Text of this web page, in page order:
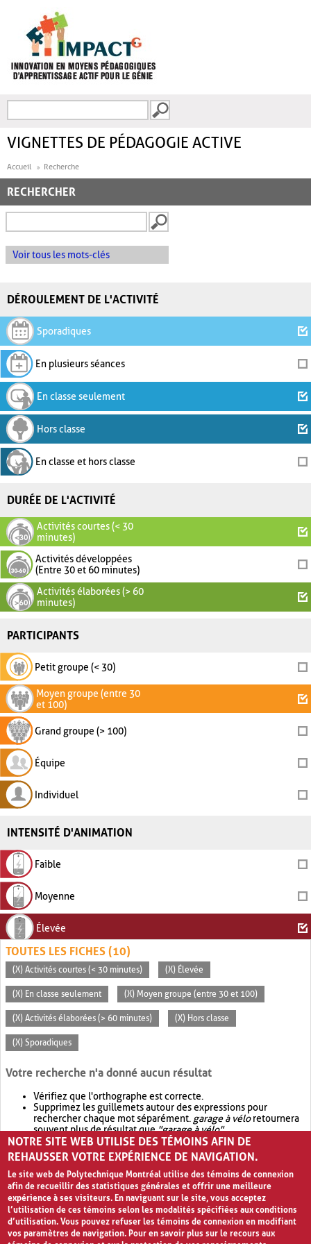
FORMULAIRE DE
VIGNETTES DE PÉDAGOGIE ACTIVE
Accueil Recherche
RECHERCHER
Voir tous les mots-clés
DÉROULEMENT DE L'ACTIVITÉ
Sporadiques
En plusieurs séances
En classe seulement
Hors classe
En classe et hors classe
DURÉE DE L'ACTIVITÉ
Activités courtes (< 30
minutes)
Activités développées
(Entre 30 et 60 minutes)
Activités élaborées (> 60
minutes)
PARTICIPANTS
Petit groupe (< 30)
Moyen groupe (entre 30
et 100)
Grand groupe (> 100)
Équipe
Individuel
INTENSITÉ D'ANIMATION
Faible
Moyenne
Élevée
TOUTES LES FICHES (10)
(X) Activités courtes (< 30 minutes) (X) Élevée
(X) En classe seulement (X) Moyen groupe (entre 30 et 100)
(X) Activités élaborées (> 60 minutes) (X) Hors classe
(X) Sporadiques
Votre recherche n'a donné aucun résultat
Vérifiez que l'orthographe est correcte.
Supprimez les guillemets autour des expressions pour
rechercher chaque mot séparément. garage à véloretournera
souvent plus de résultat que"garage à vélo".
Envisagez d'élargir votre recherche avec OR.garage OR vélo
retournera souvent plus de résultat quegarage à vélo
NOTRE SITE WEB UTILISE DES TÉMOINS AFIN DE
REHAUSSER VOTRE EXPÉRIENCE DE NAVIGATION.
Le site web de Polytechnique Montréal utilise des témoins de connexion
afin de recueillir des statistiques générales et offrir une meilleure
expérience à ses visiteurs. En naviguant sur le site, vous acceptez
l’utilisation de ces témoins selon les modalités spécifiées aux conditions
d’utilisation. Vous pouvez refuser les témoins de connexion en modifiant
vos paramètres de navigation. Pour en savoir plus sur le recours aux